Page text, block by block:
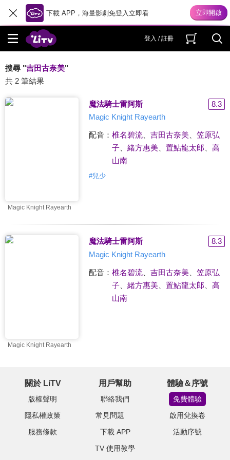
下載 APP，海量影劇免登入立即看
登入 / 註冊
搜尋 "吉田古奈美"
共 2 筆結果
Magic Knight Rayearth
魔法騎士雷阿斯
8.3
Magic Knight Rayearth
配音： 椎名碧流、 吉田古奈美、 笠原弘
子、 緒方惠美、 置鮎龍太郎
高
山南
#兒少
Magic Knight Rayearth
魔法騎士雷阿斯
8.3
Magic Knight Rayearth
配音： 椎名碧流、 吉田古奈美、 笠原弘
子、 緒方惠美、 置鮎龍太郎
高
山南
關於 LiTV
版權聲明
隱私權政策
服務條款
用戶幫助
聯絡我們
常見問題
下載 APP
TV 使用教學
體驗＆序號
免費體驗
啟用兌換卷
活動序號